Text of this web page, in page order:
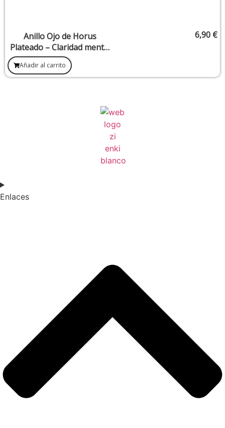
Anillo Ojo de Horus
Plateado – Claridad mental
y guía divina
6,90 €
Añadir al carrito
Enlaces